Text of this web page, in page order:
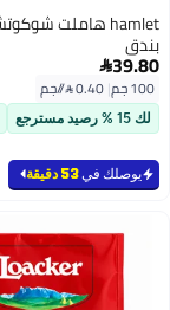
بندق
39.80
100 جم |0.40 /⁨/جم⁩
لك 15 % رصيد مسترجع
يوصلك في53 دقيقة